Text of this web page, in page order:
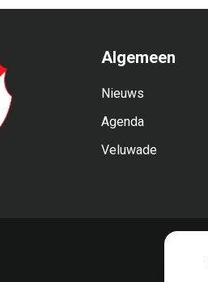
Algemeen
Nieuws
Agenda
Veluwade